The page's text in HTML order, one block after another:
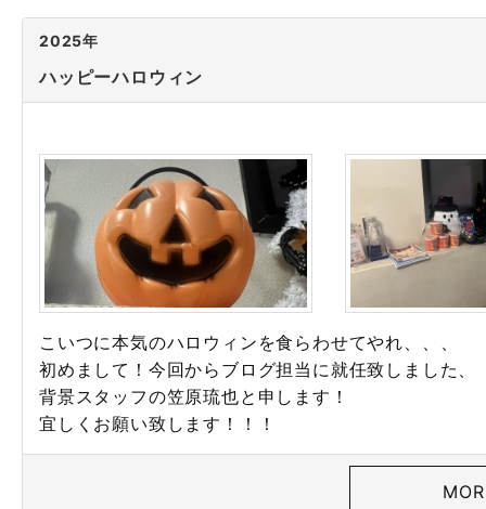
2025年
ハッピーハロウィン
こいつに本気のハロウィンを食らわせてやれ、、、
初めまして！今回からブログ担当に就任致しました、
背景スタッフの笠原琉也と申します！
宜しくお願い致します！！！